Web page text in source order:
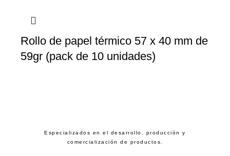
Rollo de papel térmico 57 x 40 mm de
59gr (pack de 10 unidades)
Especializados en el desarrollo, producción y
comercialización de productos.